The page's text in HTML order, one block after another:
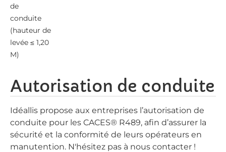
de
conduite
(hauteur de
levée ≤ 1,20
M)
Autorisation de conduite
Idéallis propose aux entreprises l’autorisation de
conduite pour les CACES® R489, afin d’assurer la
sécurité et la conformité de leurs opérateurs en
manutention. N'hésitez pas à nous contacter !